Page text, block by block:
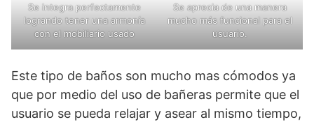
Se integra perfectamente
logrando tener una armonía
con el mobiliario usado
Se aprecia de una manera
mucho más funcional para el
usuario.
Este tipo de baños son mucho mas cómodos ya
que por medio del uso de bañeras permite que el
usuario se pueda relajar y asear al mismo tiempo,